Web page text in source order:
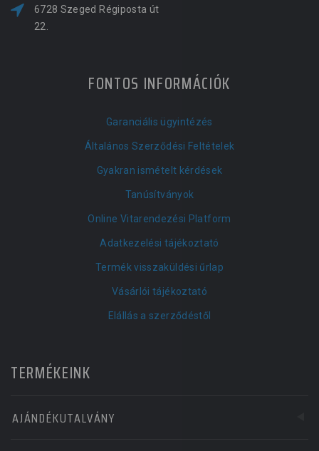
6728 Szeged Régiposta út
22.
FONTOS INFORMÁCIÓK
Garanciális ügyintézés
Általános Szerződési Feltételek
Gyakran ismételt kérdések
Tanúsítványok
Online Vitarendezési Platform
Adatkezelési tájékoztató
Termék visszaküldési űrlap
Vásárlói tájékoztató
Elállás a szerződéstől
TERMÉKEINK
AJÁNDÉKUTALVÁNY